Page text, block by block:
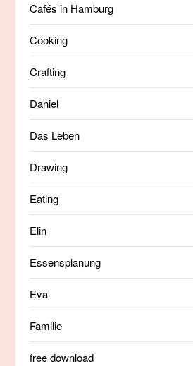
Cafés in Hamburg
Cooking
Crafting
Daniel
Das Leben
Drawing
Eating
Elin
Essensplanung
Eva
Familie
free download